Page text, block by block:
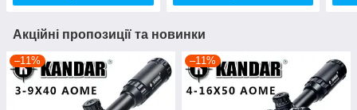
Акційні пропозиції та новинки
–11% –11%